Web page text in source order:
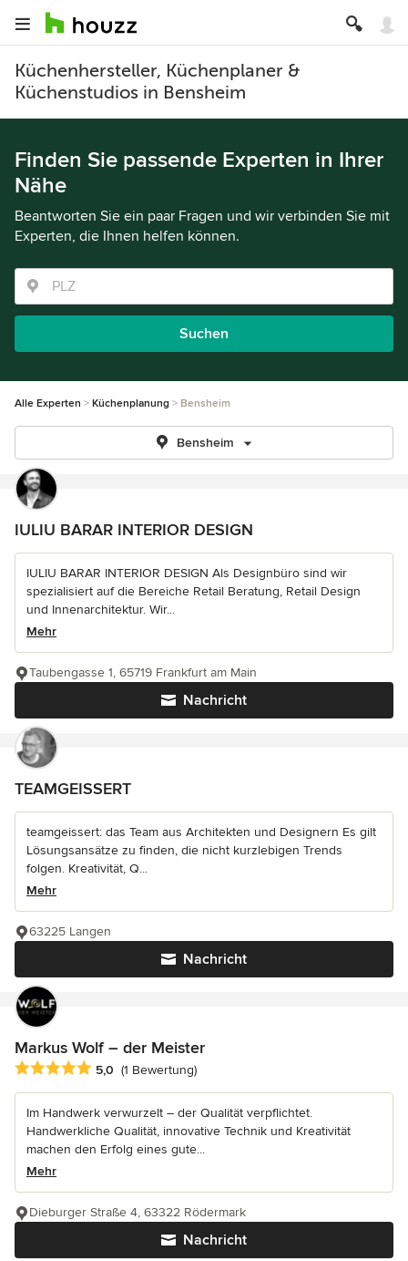
Küchenhersteller, Küchenplaner &
Küchenstudios in Bensheim
Finden Sie passende Experten in Ihrer
Nähe
Beantworten Sie ein paar Fragen und wir verbinden Sie mit
Experten, die Ihnen helfen können.
Suchen
Alle Experten Küchenplanung Bensheim
Bensheim
IULIU BARAR INTERIOR DESIGN
IULIU BARAR INTERIOR DESIGN Als Designbüro sind wir
spezialisiert auf die Bereiche Retail Beratung, Retail Design
und Innenarchitektur. Wir...
Mehr
Nachricht
Taubengasse 1, 65719 Frankfurt am Main
TEAMGEISSERT
teamgeissert: das Team aus Architekten und Designern Es gilt
Lösungsansätze zu finden, die nicht kurzlebigen Trends
folgen. Kreativität, Q...
Mehr
Nachricht
63225 Langen
Markus Wolf – der Meister
Durchschnittliche Bewertung: 5 von 5 Sternen
5,0 (1 Bewertung)
Im Handwerk verwurzelt – der Qualität verpflichtet.
Handwerkliche Qualität, innovative Technik und Kreativität
machen den Erfolg eines gute...
Mehr
Nachricht
Dieburger Straße 4, 63322 Rödermark